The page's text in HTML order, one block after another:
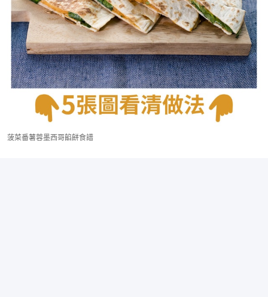
菠菜番薯蓉墨西哥餡餅食譜